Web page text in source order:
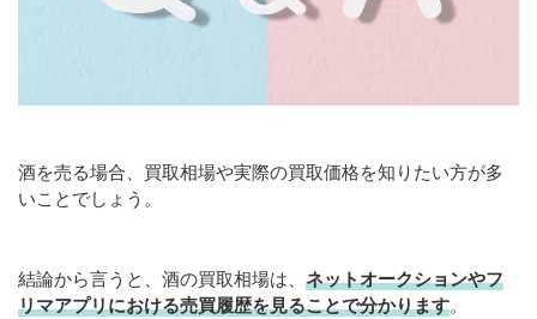
酒を売る場合、買取相場や実際の買取価格を知りたい方が多
いことでしょう。
結論から言うと、酒の買取相場は、 ネットオークションやフ
リマアプリにおける売買履歴を見ることで分かります。